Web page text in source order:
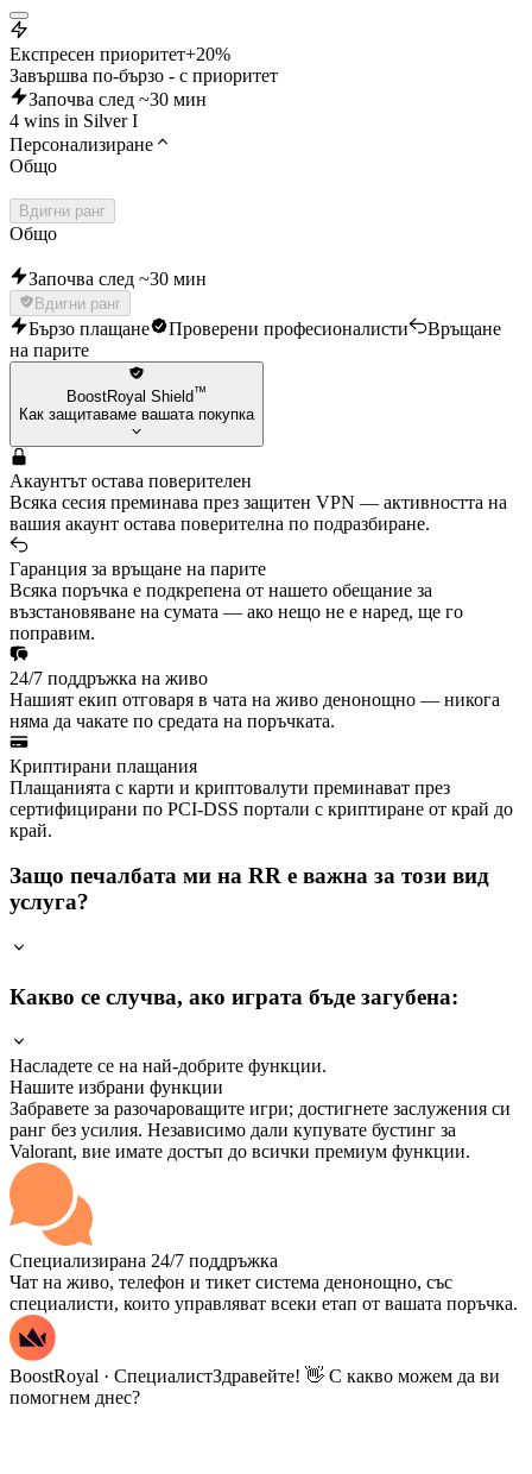
Експресен приоритет+20%
Завършва по-бързо - с приоритет
Започва след ~30 мин
4 wins in Silver I
Персонализиране
Общо
Вдигни ранг
Общо
Започва след ~30 мин
Вдигни ранг
Бързо плащане Проверени професионалисти
Връщане
на парите
BoostRoyal Shield™
Как защитаваме вашата покупка
Акаунтът остава поверителен
Всяка сесия преминава през защитен VPN — активността на
вашия акаунт остава поверителна по подразбиране.
Гаранция за връщане на парите
Всяка поръчка е подкрепена от нашето обещание за
възстановяване на сумата — ако нещо не е наред, ще го
поправим.
24/7 поддръжка на живо
Нашият екип отговаря в чата на живо денонощно — никога
няма да чакате по средата на поръчката.
Криптирани плащания
Плащанията с карти и криптовалути преминават през
сертифицирани по PCI-DSS портали с криптиране от край до
край.
Защо печалбата ми на RR е важна за този вид
услуга?
Какво се случва, ако играта бъде загубена:
Насладете се на най-добрите функции.
Нашите избрани функции
Забравете за разочароващите игри; достигнете заслужения си
ранг без усилия. Независимо дали купувате бустинг за
Valorant, вие имате достъп до всички премиум функции.
Специализирана 24/7 поддръжка
Чат на живо, телефон и тикет система денонощно, със
специалисти, които управляват всеки етап от вашата поръчка.
BoostRoyal · СпециалистЗдравейте! 👋 С какво можем да ви
помогнем днес?